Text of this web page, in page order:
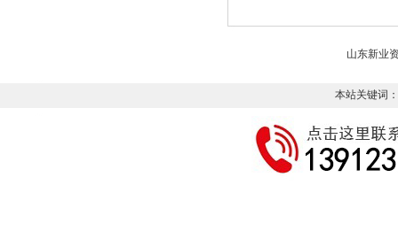
山东新业
本站关键词：